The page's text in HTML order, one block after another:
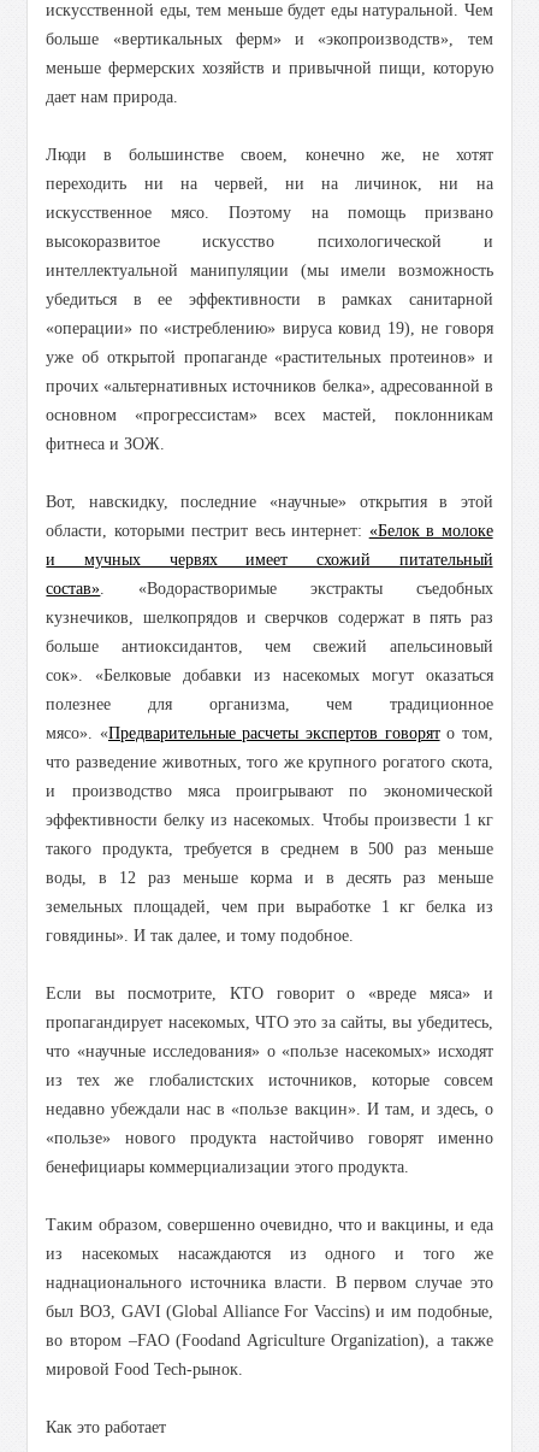
искусственной еды, тем меньше будет еды натуральной. Чем
больше «вертикальных ферм» и «экопроизводств», тем
меньше фермерских хозяйств и привычной пищи, которую
дает нам природа.
Люди в большинстве своем, конечно же, не хотят
переходить ни на червей, ни на личинок, ни на
искусственное мясо. Поэтому на помощь призвано
высокоразвитое искусство психологической и
интеллектуальной манипуляции (мы имели возможность
убедиться в ее эффективности в рамках санитарной
«операции» по «истреблению» вируса ковид 19), не говоря
уже об открытой пропаганде «растительных протеинов» и
прочих «альтернативных источников белка», адресованной в
основном «прогрессистам» всех мастей, поклонникам
фитнеса и ЗОЖ.
Вот, навскидку, последние «научные» открытия в этой
области, которыми пестрит весь интернет: «Белок в молоке
и мучных червях имеет схожий питательный
состав».«Водорастворимые экстракты съедобных
кузнечиков, шелкопрядов и сверчков содержат в пять раз
больше антиоксидантов, чем свежий апельсиновый
сок».«Белковые добавки из насекомых могут оказаться
полезнее для организма, чем традиционное
мясо». «Предварительные расчеты экспертов говорято том,
что разведение животных, того же крупного рогатого скота,
и производство мяса проигрывают по экономической
эффективности белку из насекомых. Чтобы произвести 1 кг
такого продукта, требуется в среднем в 500 раз меньше
воды, в 12 раз меньше корма и в десять раз меньше
земельных площадей, чем при выработке 1 кг белка из
говядины».И так далее, и тому подобное.
Если вы посмотрите, КТО говорит о «вреде мяса» и
пропагандирует насекомых, ЧТО это за сайты, вы убедитесь,
что «научные исследования» о «пользе насекомых» исходят
из тех же глобалистских источников, которые совсем
недавно убеждали нас в «пользе вакцин». И там, и здесь, о
«пользе» нового продукта настойчиво говорят именно
бенефициары коммерциализации этого продукта.
Таким образом, совершенно очевидно, что и вакцины, и еда
из насекомых насаждаются из одного и того же
наднационального источника власти. В первом случае это
был ВОЗ, GAVI (Global Alliance For Vaccins) и им подобные,
во втором –FAO (Foodand Agriculture Organization), а также
мировой Food Tech-рынок.
Как это работает